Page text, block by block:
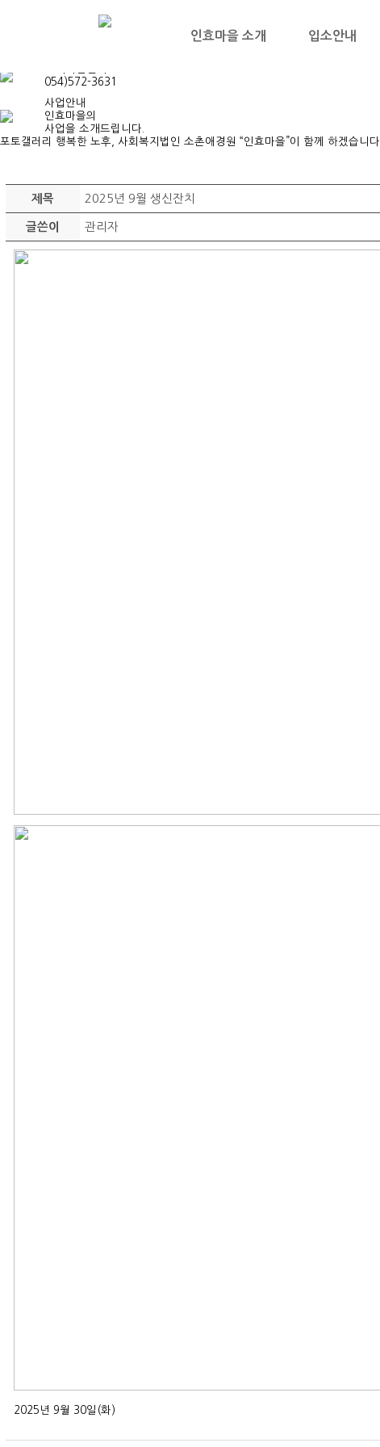
인효마을 소개 입소안내
054)572-3631
사업안내
인효마을의
사업을 소개드립니다.
포토갤러리 행복한 노후, 사회복지법인 소촌애경원 “인효마을”이 함께 하겠습니다.
제목 2025년 9월 생신잔치
글쓴이 관리자
2025년 9월 30일(화)